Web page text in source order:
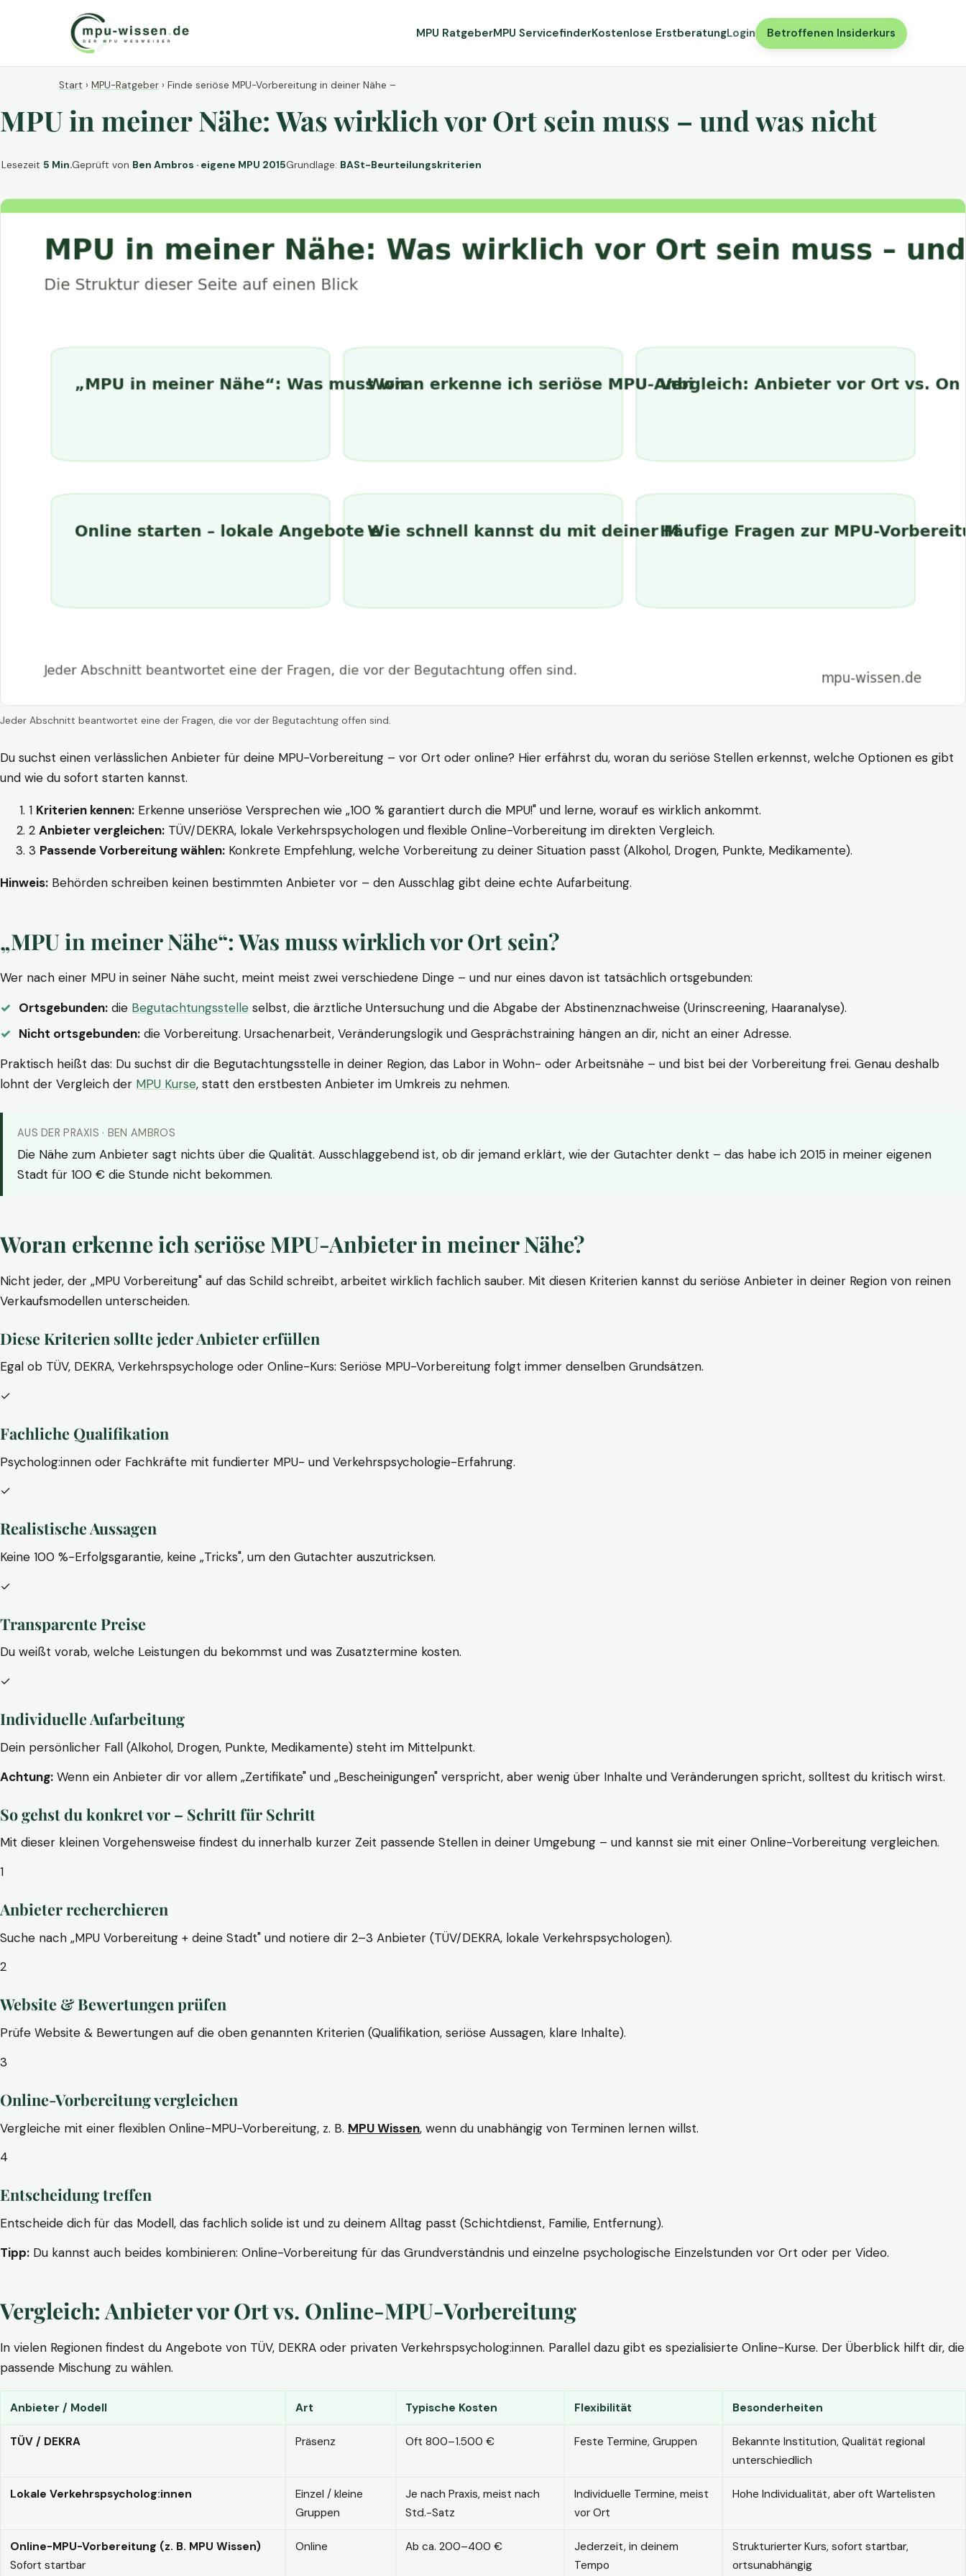
MPU RatgeberMPU ServicefinderKostenlose ErstberatungLogin Betroffenen Insiderkurs
Start › MPU-Ratgeber › Finde seriöse MPU-Vorbereitung in deiner Nähe –
MPU in meiner Nähe: Was wirklich vor Ort sein muss – und was nicht
Lesezeit 5 Min.Geprüft von Ben Ambros · eigene MPU 2015Grundlage: BASt-Beurteilungskriterien
Jeder Abschnitt beantwortet eine der Fragen, die vor der Begutachtung offen sind.
Du suchst einen verlässlichen Anbieter für deine MPU-Vorbereitung – vor Ort oder online? Hier erfährst du, woran du seriöse Stellen erkennst, welche Optionen es gibt
und wie du sofort starten kannst.
1 Kriterien kennen: Erkenne unseriöse Versprechen wie „100 % garantiert durch die MPU!" und lerne, worauf es wirklich ankommt.
2 Anbieter vergleichen: TÜV/DEKRA, lokale Verkehrspsychologen und flexible Online-Vorbereitung im direkten Vergleich.
3 Passende Vorbereitung wählen: Konkrete Empfehlung, welche Vorbereitung zu deiner Situation passt (Alkohol, Drogen, Punkte, Medikamente).
Hinweis: Behörden schreiben keinen bestimmten Anbieter vor – den Ausschlag gibt deine echte Aufarbeitung.
„MPU in meiner Nähe“: Was muss wirklich vor Ort sein?
Wer nach einer MPU in seiner Nähe sucht, meint meist zwei verschiedene Dinge – und nur eines davon ist tatsächlich ortsgebunden:
Ortsgebunden: die Begutachtungsstelle selbst, die ärztliche Untersuchung und die Abgabe der Abstinenznachweise (Urinscreening, Haaranalyse).
Nicht ortsgebunden: die Vorbereitung. Ursachenarbeit, Veränderungslogik und Gesprächstraining hängen an dir, nicht an einer Adresse.
Praktisch heißt das: Du suchst dir die Begutachtungsstelle in deiner Region, das Labor in Wohn- oder Arbeitsnähe – und bist bei der Vorbereitung frei. Genau deshalb
lohnt der Vergleich der MPU Kurse, statt den erstbesten Anbieter im Umkreis zu nehmen.
AUS DER PRAXIS · BEN AMBROS
Die Nähe zum Anbieter sagt nichts über die Qualität. Ausschlaggebend ist, ob dir jemand erklärt, wie der Gutachter denkt – das habe ich 2015 in meiner eigenen
Stadt für 100 € die Stunde nicht bekommen.
Woran erkenne ich seriöse MPU-Anbieter in meiner Nähe?
Nicht jeder, der „MPU Vorbereitung" auf das Schild schreibt, arbeitet wirklich fachlich sauber. Mit diesen Kriterien kannst du seriöse Anbieter in deiner Region von reinen
Verkaufsmodellen unterscheiden.
Diese Kriterien sollte jeder Anbieter erfüllen
Egal ob TÜV, DEKRA, Verkehrspsychologe oder Online-Kurs: Seriöse MPU-Vorbereitung folgt immer denselben Grundsätzen.
✓
Fachliche Qualifikation
Psycholog:innen oder Fachkräfte mit fundierter MPU- und Verkehrspsychologie-Erfahrung.
✓
Realistische Aussagen
Keine 100 %-Erfolgsgarantie, keine „Tricks", um den Gutachter auszutricksen.
✓
Transparente Preise
Du weißt vorab, welche Leistungen du bekommst und was Zusatztermine kosten.
✓
Individuelle Aufarbeitung
Dein persönlicher Fall (Alkohol, Drogen, Punkte, Medikamente) steht im Mittelpunkt.
Achtung: Wenn ein Anbieter dir vor allem „Zertifikate" und „Bescheinigungen" verspricht, aber wenig über Inhalte und Veränderungen spricht, solltest du kritisch wirst.
So gehst du konkret vor – Schritt für Schritt
Mit dieser kleinen Vorgehensweise findest du innerhalb kurzer Zeit passende Stellen in deiner Umgebung – und kannst sie mit einer Online-Vorbereitung vergleichen.
1
Anbieter recherchieren
Suche nach „MPU Vorbereitung + deine Stadt" und notiere dir 2–3 Anbieter (TÜV/DEKRA, lokale Verkehrspsychologen).
2
Website & Bewertungen prüfen
Prüfe Website & Bewertungen auf die oben genannten Kriterien (Qualifikation, seriöse Aussagen, klare Inhalte).
3
Online-Vorbereitung vergleichen
Vergleiche mit einer flexiblen Online-MPU-Vorbereitung, z. B. MPU Wissen, wenn du unabhängig von Terminen lernen willst.
4
Entscheidung treffen
Entscheide dich für das Modell, das fachlich solide ist und zu deinem Alltag passt (Schichtdienst, Familie, Entfernung).
Tipp: Du kannst auch beides kombinieren: Online-Vorbereitung für das Grundverständnis und einzelne psychologische Einzelstunden vor Ort oder per Video.
Vergleich: Anbieter vor Ort vs. Online-MPU-Vorbereitung
In vielen Regionen findest du Angebote von TÜV, DEKRA oder privaten Verkehrspsycholog:innen. Parallel dazu gibt es spezialisierte Online-Kurse. Der Überblick hilft dir, die
passende Mischung zu wählen.
Anbieter / Modell Art Typische Kosten Flexibilität Besonderheiten
TÜV / DEKRA Präsenz Oft 800–1.500 € Feste Termine, Gruppen
Bekannte Institution, Qualität regional
unterschiedlich
Lokale Verkehrspsycholog:innen
Einzel / kleine
Gruppen
Je nach Praxis, meist nach
Std.-Satz
Individuelle Termine, meist
vor Ort
Hohe Individualität, aber oft Wartelisten
Online-MPU-Vorbereitung (z. B. MPU Wissen)
Sofort startbar
Online Ab ca. 200–400 €
Jederzeit, in deinem
Tempo
Strukturierter Kurs, sofort startbar,
ortsunabhängig